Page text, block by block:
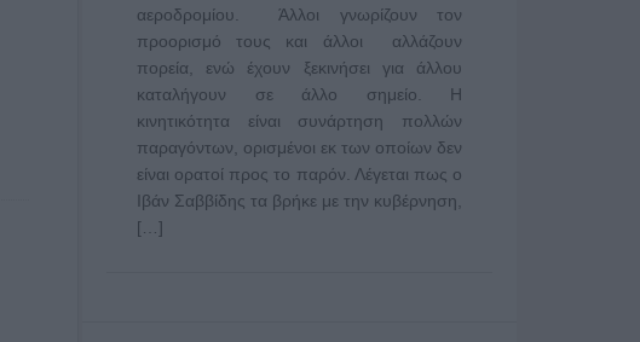
αεροδρομίου. Άλλοι γνωρίζουν τον
προορισμό τους και άλλοι αλλάζουν
πορεία, ενώ έχουν ξεκινήσει για άλλου
καταλήγουν σε άλλο σημείο. Η
κινητικότητα είναι συνάρτηση πολλών
παραγόντων, ορισμένοι εκ των οποίων δεν
είναι ορατοί προς το παρόν. Λέγεται πως ο
Ιβάν Σαββίδης τα βρήκε με την κυβέρνηση,
[…]